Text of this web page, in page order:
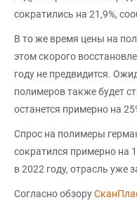
сократились на 21,9%,
В то же время цены на
этом скорого
году не предвидится.
полимеров также будет
останется примерно на
Спрос на полимеры
сократился примерно на
в 2022 году, отрасль уже
Согласно обзору